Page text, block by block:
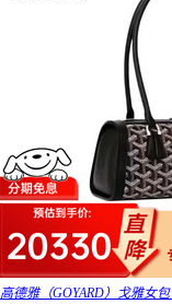
高德雅（GOYARD）戈雅女